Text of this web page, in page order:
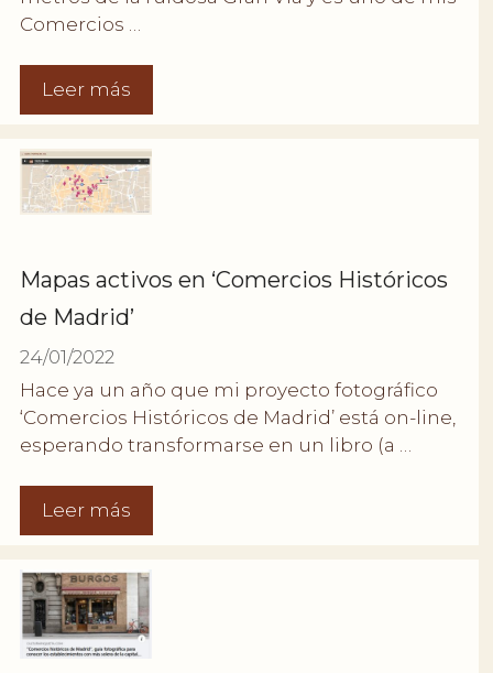
Comercios …
Leer más
Mapas activos en ‘Comercios Históricos
de Madrid’
24/01/2022
Hace ya un año que mi proyecto fotográfico
‘Comercios Históricos de Madrid’ está on-line,
esperando transformarse en un libro (a …
Leer más